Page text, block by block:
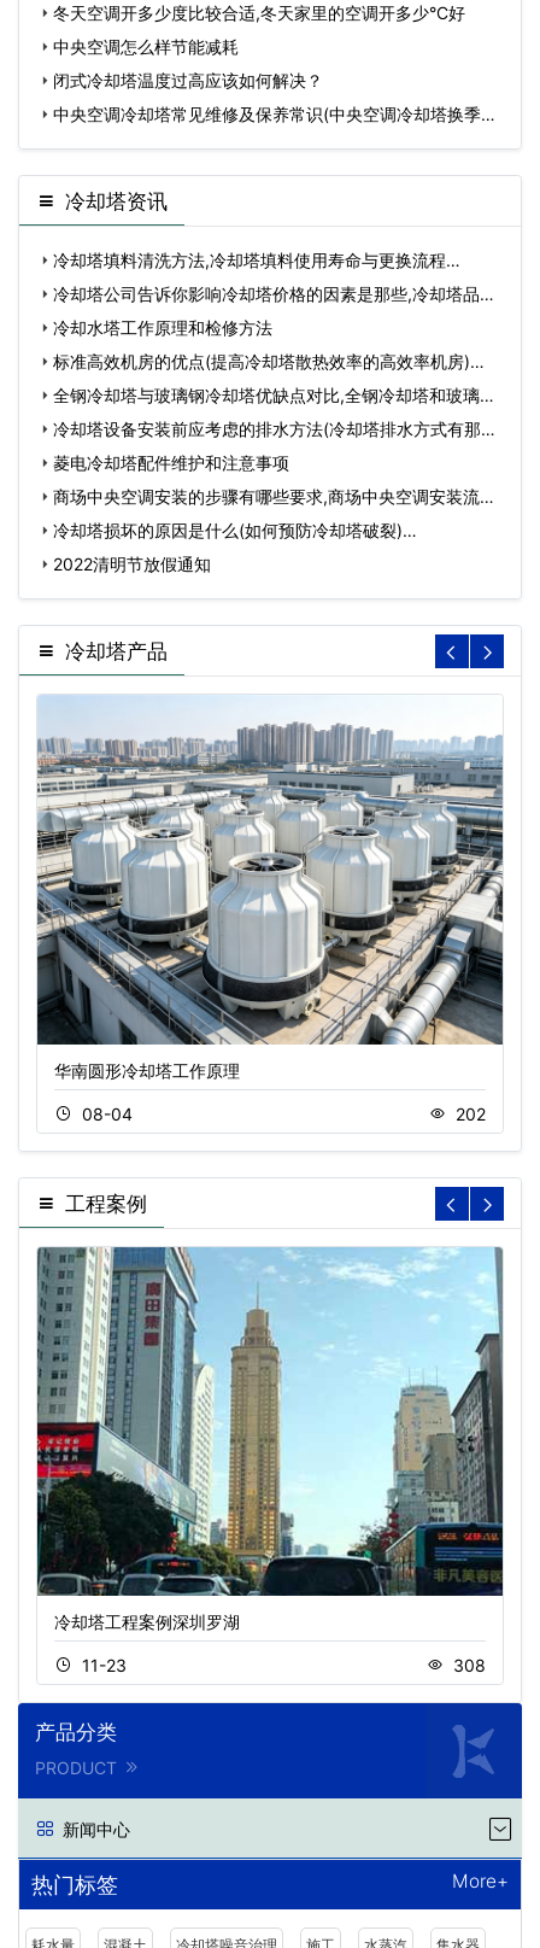
冬天空调开多少度比较合适,冬天家里的空调开多少°C好
中央空调怎么样节能减耗
闭式冷却塔温度过高应该如何解决？
中央空调冷却塔常见维修及保养常识(中央空调冷却塔换季维
护
冷却塔资讯
冷却塔填料清洗方法,冷却塔填料使用寿命与更换流程…
冷却塔公司告诉你影响冷却塔价格的因素是那些,冷却塔品牌
有…冷却水塔工作原理和检修方法
标准高效机房的优点(提高冷却塔散热效率的高效率机房)…
全钢冷却塔与玻璃钢冷却塔优缺点对比,全钢冷却塔和玻璃钢
冷…冷却塔设备安装前应考虑的排水方法(冷却塔排水方式有那些)
… 菱电冷却塔配件维护和注意事项
商场中央空调安装的步骤有哪些要求,商场中央空调安装流
程…冷却塔损坏的原因是什么(如何预防冷却塔破裂)…
2022清明节放假通知
冷却塔产品
华南圆形冷却塔工作原理
08-04 202
工程案例
冷却塔工程案例深圳罗湖
11-23 308
产品分类
PRODUCT
新闻中心
热门标签 More+